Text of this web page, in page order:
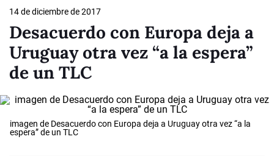
14 de diciembre de 2017
Desacuerdo con Europa deja a
Uruguay otra vez “a la espera”
de un TLC
imagen de Desacuerdo con Europa deja a Uruguay otra vez “a la
espera” de un TLC